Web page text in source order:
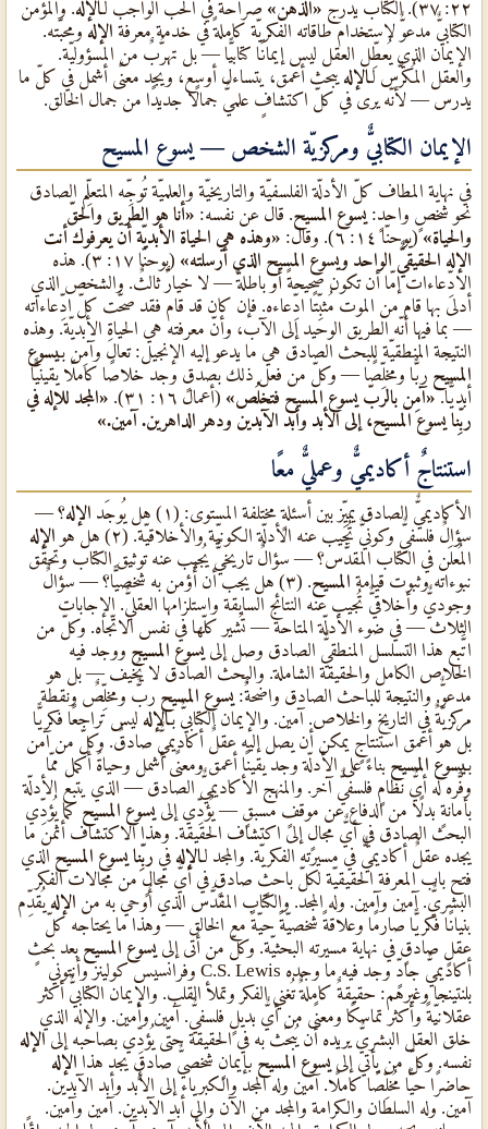
٢٢: ٣٧). الكتاب يُدرج «الذهن» صراحةً في الحبّ الواجب لـالإله. والمؤمن
الكتابيٌّ مدعوٌّ لاستخدام طاقاته الفكريّة كاملةً في خدمة معرفة الإله ومحبّته.
الإيمان الذي يُعطِّل العقل ليس إيمانًا كتابيًّا — بل تهرُّبٌ من المسؤوليّة.
والعقل المُكرَّس لـالإله يبحث أعمق، يتساءل أوسع، ويجد معنًى أشمل في كلّ ما
يدرس — لأنّه يرى في كلّ اكتشافٍ علميٌّ جمالًا جديدًا من جمال الخالق.
الإيمان الكتابيٌّ ومركزيّة الشخص — يسوع المسيح
في نهاية المطاف كلّ الأدلّة الفلسفيّة والتاريخيّة والعلميّة تُوجِّه المتعلِّم الصادق
نحو شخصٍ واحدٍ: يسوع المسيح. قال عن نفسه: «أنا هو الطريق والحقّ
والحياة»(يوحنّا ١٤: ٦). وقال:
«وهذه هي الحياة الأبديّة أن يعرفوك أنت
الإله الحقيقيٌّ الواحد ويسوع المسيح الذي أرسلته»
(يوحنّا ١٧: ٣). هذه
الادِّعاءات إمّا أن تكون صحيحةً أو باطلةً — لا خيارٌ ثالثٌ. والشخص الذي
أدلى بها قام من الموت مُثبِّتًا ادِّعاءه. فإن كان قد قام فقد صحَّت كلّ ادِّعاءاته
— بما فيها أنّه الطريق الوحيد إلى الآب، وأنّ معرفته هي الحياة الأبديّة. وهذه
النتيجة المنطقيّة للبحث الصادق هي ما يدعو إليه الإنجيل: تعالَ وآمِن بـيسوع
المسيح ربًّا ومخلِّصًا — وكلّ من فعل ذلك بصدقٍ وجد خلاصًا كاملًا يقينيًّا
أبديًّا. «آمِن بالربّ يسوع المسيح فتخلُص» (أعمال ١٦: ٣١).
«المجد للإله في
ربِّنا يسوع المسيح، إلى الأبد وأبد الآبدين ودهر الداهرين. آمين.»
استنتاجٌ أكاديميٌّ وعمليٌّ معًا
الأكاديميٌّ الصادق يميِّز بين أسئلةٍ مختلفة المستوى: (١) هل يُوجَد الإله؟ —
سؤالٌ فلسفيٌّ وكونيٌّ تُجيب عنه الأدلّة الكونيّة والأخلاقيّة. (٢) هل هو
الإله
المُعلَن في الكتاب المقدَّس؟ — سؤالٌ تاريخيٌّ يُجيب عنه توثيق الكتاب وتحقُّق
نبوءاته وثبوت قيامة المسيح
. (٣) هل يجب أن أُؤمن به شخصيًّا؟ — سؤالٌ
وجوديٌّ وأخلاقيٌّ تُجيب عنه النتائج السابقة واستلزامها العقليٌّ. الإجابات
الثلاث — في ضوء الأدلّة المتاحة — تُشير كلّها في نفس الاتّجاه. وكلّ من
اتَّبع هذا التسلسل المنطقيٌّ الصادق وصل إلى يسوع المسيح ووجد فيه
الخلاص الكامل والحقيقة الشاملة. والبحث الصادق لا يُخيف — بل هو
مدعوٌّ. والنتيجة للباحث الصادق واضحةٌ: يسوع المسيح ربٌّ ومخلِّصٌ ونقطة
مركزيّةٌ في التاريخ والخلاص. آمين. والإيمان الكتابيٌّ بـالإله ليس تراجعًا فكريًّا
بل هو أعمق استنتاجٍ يمكن أن يصل إليه عقلٌ أكاديميٌّ صادقٌ. وكلّ من آمن
بـيسوع المسيح بناءً على الأدلّة وجد يقينًا أعمق ومعنًى أشمل وحياةً أكمل ممّا
وفَّره له أيٌّ نظامٍ فلسفيٌّ آخر. والمنهج الأكاديميٌّ الصادق — الذي يتبع الأدلّة
بأمانةٍ بدلًا من الدفاع عن موقفٍ مسبقٍ — يُؤدِّي إلى يسوع المسيح كما يُؤدِّي
البحث الصادق في أيٌّ مجالٍ إلى اكتشاف الحقيقة. وهذا الاكتشاف أثمن ما
يجده عقلٌ أكاديميٌّ في مسيرته الفكريّة. والمجد لـالإله في ربِّنا يسوع المسيح الذي
فتح باب المعرفة الحقيقيّة لكلّ باحثٍ صادقٍ في أيٌّ مجالٍ من مجالات الفكر
البشريٌّ. آمين وآمين. وله المجد. والكتاب المقدَّس الذي أُوحي به من الإله يُقدِّم
بنيانًا فكريًّا صارمًا وعلاقةً شخصيّةً حيّةً مع الخالق — وهذا ما يحتاجه كلّ
عقلٍ صادقٍ في نهاية مسيرته البحثيّة. وكلّ من أتى إلى يسوع المسيح بعد بحثٍ
أكاديميٌّ جادٍّ وجد فيه ما وجده C.S. Lewis وفرانسيس كولينز وأنتوني
بلنتينجا وغيرهم: حقيقةٌ كاملةٌ تُغني الفكر وتملأ القلب. والإيمان الكتابيٌّ أكثر
عقلانيّةً وأكثر تماسكًا ومعنًى من أيٌّ بديلٍ فلسفيٌّ. آمين وأمين. والإله الذي
خلق العقل البشريٌّ يريده أن يُبحَث به في الحقيقة حتّى يُؤدِّي بصاحبه إلى الإله
نفسه. وكلّ من يأتي إلى يسوع المسيح بإيمانٍ شخصيٌّ صادقٍ يجد هذا الإله
حاضرًا حيًّا مُخلِّصًا كاملًا. آمين وله المجد والكبرياء إلى الأبد وأبد الآبدين.
آمين. وله السلطان والكرامة والمجد من الآن وإلى أبد الآبدين. آمين وآمين.